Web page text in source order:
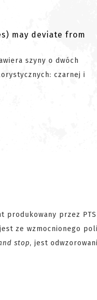
may deviate from
szyny o dwóch
czarnej i
produkowany przez
ze wzmocnionego
stop, jest